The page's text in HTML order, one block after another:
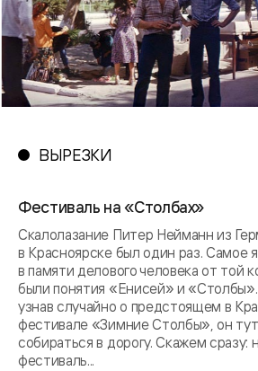
ВЫРЕЗКИ
Фестиваль на «Столбах»
Скалолазание Питер Нейманн из
в Красноярске был один раз. Самое
в памяти делового человека от той
были понятия «Енисей» и
узнав случайно о предстоящем в
фестивале «Зимние Столбы», он
собираться в дорогу. Скажем сразу:
фестиваль...